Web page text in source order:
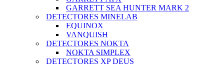
GARRETT SEA HUNTER MARK 2
DETECTORES MINELAB
EQUINOX
VANQUISH
DETECTORES NOKTA
NOKTA SIMPLEX
DETECTORES XP DEUS